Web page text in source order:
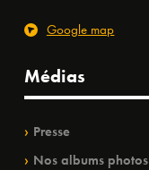
Google map
Médias
Presse
Nos albums photos